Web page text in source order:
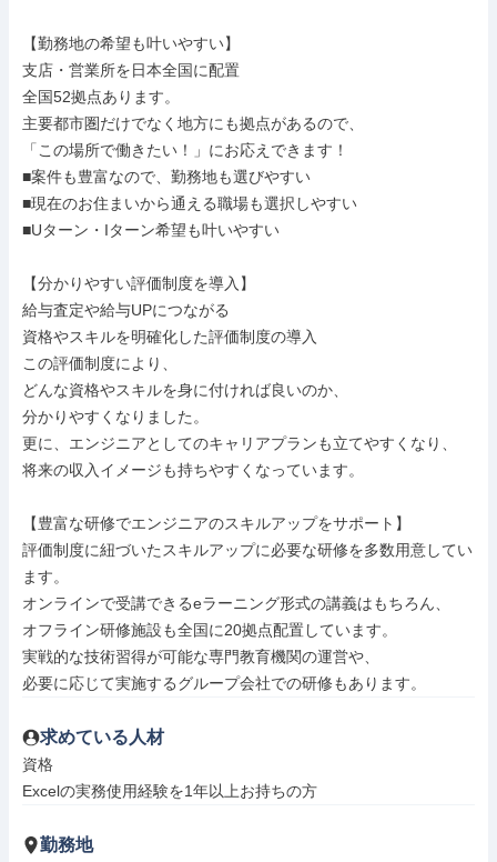
【勤務地の希望も叶いやすい】
支店・営業所を日本全国に配置
全国52拠点あります。
主要都市圏だけでなく地方にも拠点があるので、
「この場所で働きたい！」にお応えできます！
■案件も豊富なので、勤務地も選びやすい
■現在のお住まいから通える職場も選択しやすい
■Uターン・Iターン希望も叶いやすい
【分かりやすい評価制度を導入】
給与査定や給与UPにつながる
資格やスキルを明確化した評価制度の導入
この評価制度により、
どんな資格やスキルを身に付ければ良いのか、
分かりやすくなりました。
更に、エンジニアとしてのキャリアプランも立てやすくなり、
将来の収入イメージも持ちやすくなっています。
【豊富な研修でエンジニアのスキルアップをサポート】
評価制度に紐づいたスキルアップに必要な研修を多数用意してい
ます。
オンラインで受講できるeラーニング形式の講義はもちろん、
オフライン研修施設も全国に20拠点配置しています。
実戦的な技術習得が可能な専門教育機関の運営や、
必要に応じて実施するグループ会社での研修もあります。
求めている人材
資格
Excelの実務使用経験を1年以上お持ちの方
勤務地